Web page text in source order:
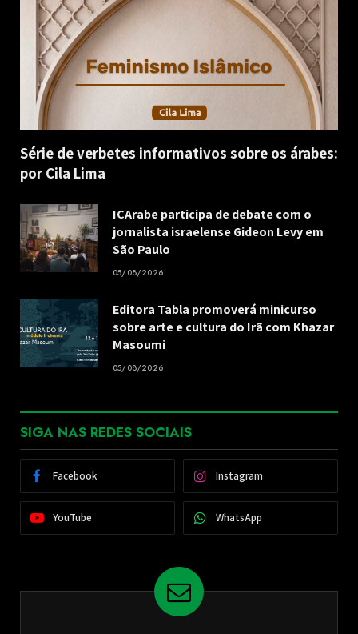
Série de verbetes informativos sobre os árabes:
por Cila Lima
ICArabe participa de debate com o
jornalista israelense Gideon Levy em
São Paulo
05/08/2026
Editora Tabla promoverá minicurso
sobre arte e cultura do Irã com Khazar
Masoumi
05/08/2026
SIGA NAS REDES SOCIAIS
Facebook Instagram
YouTube WhatsApp